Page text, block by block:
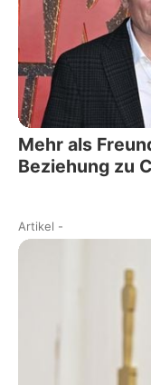
Mehr als
Beziehung zu
Artikel -